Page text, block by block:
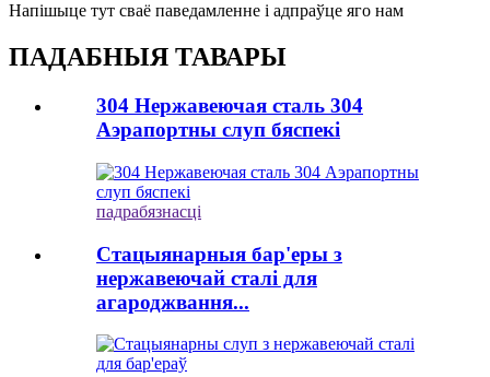
Напішыце тут сваё паведамленне і адпраўце яго нам
ПАДАБНЫЯ ТАВАРЫ
304 Нержавеючая сталь 304
Аэрапортны слуп бяспекі
падрабязнасці
Стацыянарныя бар'еры з
нержавеючай сталі для
агароджвання...